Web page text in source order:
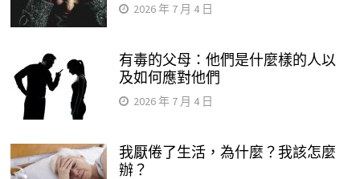
2026 年 7 月 4 日
有毒的父母：他們是什麼樣的人以
及如何應對他們
2026 年 7 月 4 日
我厭倦了生活，為什麼？我該怎麼
辦？